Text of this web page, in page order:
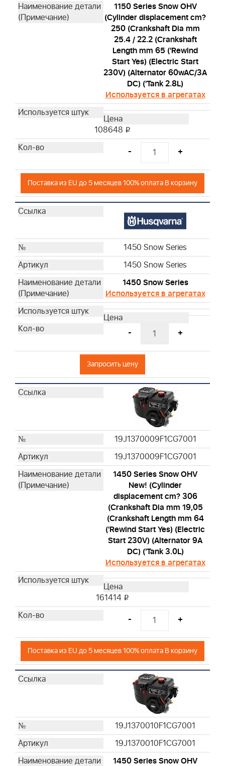
1150 Series Snow OHV
(Cylinder displacement cm?
250 (Crankshaft Dia mm
25.4 / 22.2 (Crankshaft
Length mm 65 ('Rewind
Start Yes) (Electric Start
230V) (Alternator 60wAC/3A
DC) ('Tank 2.8L)
Используется в агрегатах
108648 i
- +
Поставка из EU до 5 месяцев 100% оплата В корзину
1450 Snow Series
1450 Snow Series
1450 Snow Series
Используется в агрегатах
- +
Запросить цену
19J1370009F1CG7001
19J1370009F1CG7001
1450 Series Snow OHV
New! (Cylinder
displacement cm? 306
(Crankshaft Dia mm 19,05
(Crankshaft Length mm 64
('Rewind Start Yes) (Electric
Start 230V) (Alternator 9A
DC) ('Tank 3.0L)
Используется в агрегатах
161414 i
- +
Поставка из EU до 5 месяцев 100% оплата В корзину
19J1370010F1CG7001
19J1370010F1CG7001
1450 Series Snow OHV